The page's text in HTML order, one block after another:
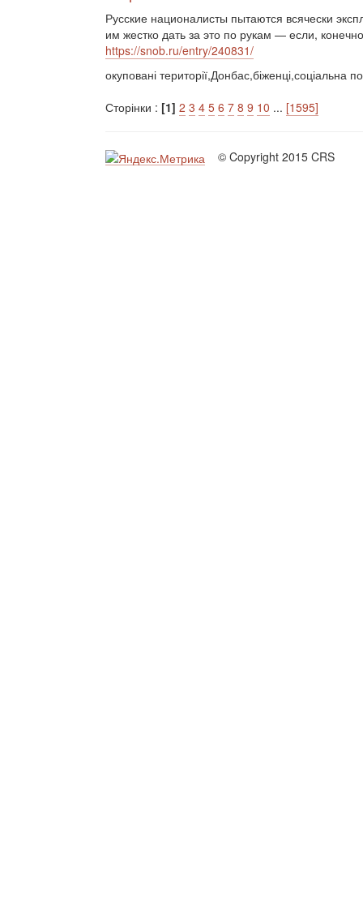
Русские националисты пытаются всячески
им жестко дать за это по рукам — если,
https://snob.ru/entry/240831/
окуповані території,Донбас,біженці,соціальна
Сторінки : [1] 2 3 4 5 6 7 8 9 10 ... [1595]
© Copyright 2015 CRS